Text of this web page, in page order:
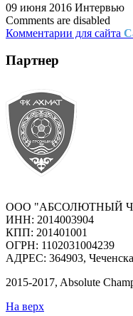
09 июня 2016 Интервью
Comments are disabled
Комментарии для сайта
Партнер
ООО "АБСОЛЮТНЫЙ
ИНН: 2014003904
КПП: 201401001
ОГРН: 1102031004239
АДРЕС: 364903,
2015-2017, Absolute
На верх